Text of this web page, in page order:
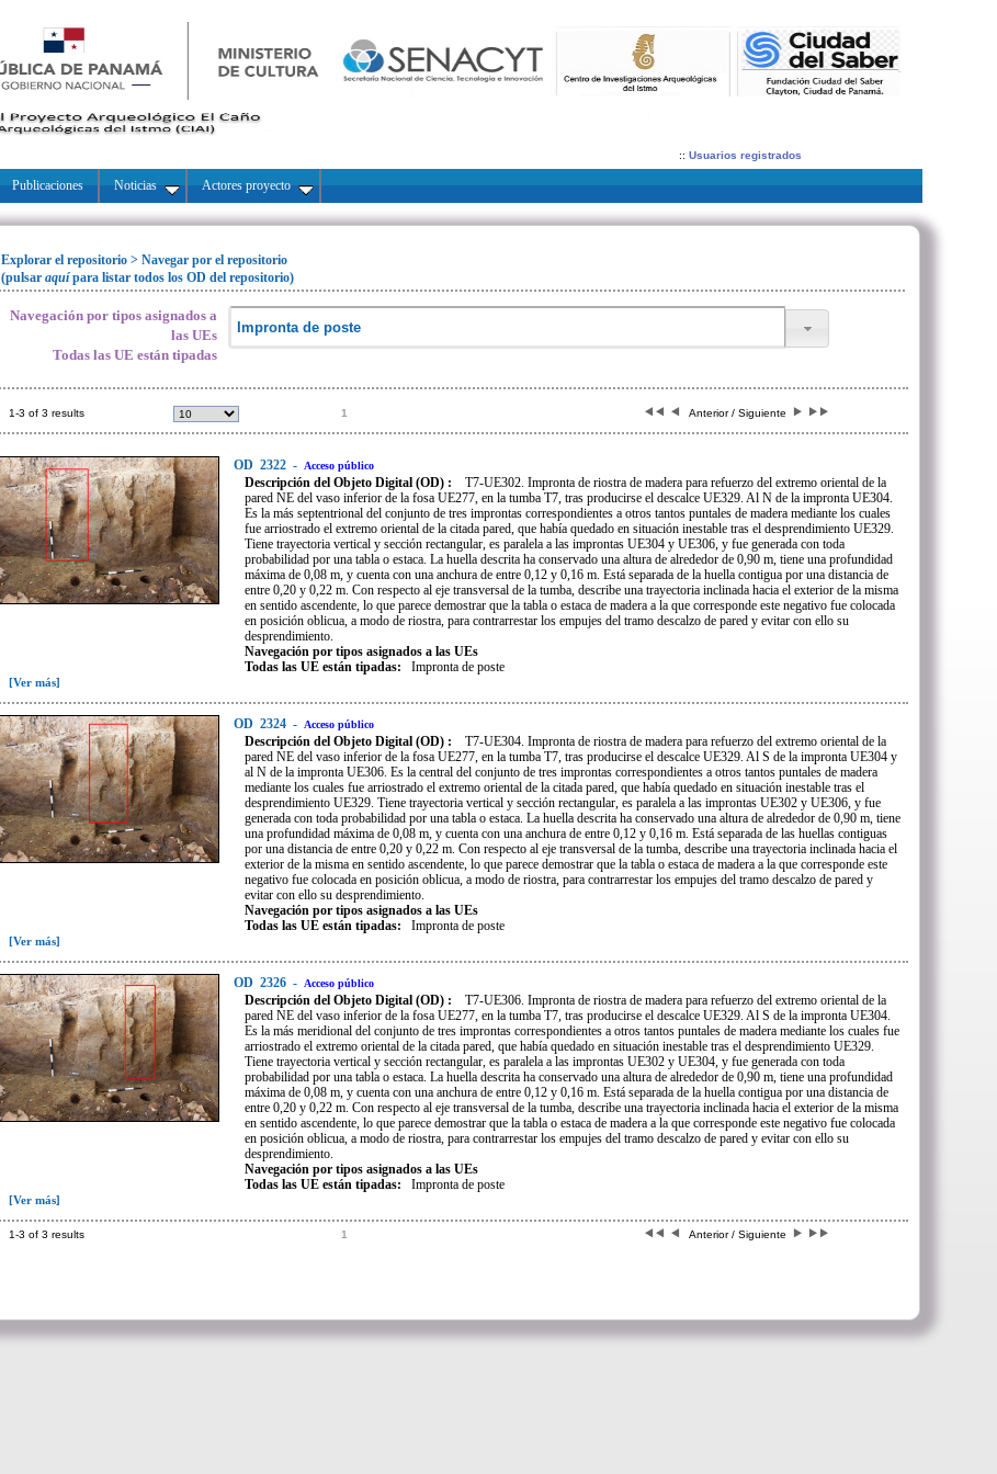
:: Usuarios registrados
Publicaciones Noticias Actores proyecto
Explorar el repositorio > Navegar por el repositorio
(pulsar aquípara listar todos los OD del repositorio)
Navegación por tipos asignados a
las UEs
Todas las UE están tipadas
1-3 of 3 results 1 Anterior / Siguiente
OD 2322 - Acceso público
Descripción del Objeto Digital (OD) :
T7-UE302. Impronta de riostra de madera para refuerzo del extremo oriental de la
pared NE del vaso inferior de la fosa UE277, en la tumba T7, tras producirse el descalce UE329. Al N de la impronta UE304.
Es la más septentrional del conjunto de tres improntas correspondientes a otros tantos puntales de madera mediante los cuales
fue arriostrado el extremo oriental de la citada pared, que había quedado en situación inestable tras el desprendimiento UE329.
Tiene trayectoria vertical y sección rectangular, es paralela a las improntas UE304 y UE306, y fue generada con toda
probabilidad por una tabla o estaca. La huella descrita ha conservado una altura de alrededor de 0,90 m, tiene una profundidad
máxima de 0,08 m, y cuenta con una anchura de entre 0,12 y 0,16 m. Está separada de la huella contigua por una distancia de
entre 0,20 y 0,22 m. Con respecto al eje transversal de la tumba, describe una trayectoria inclinada hacia el exterior de la misma
en sentido ascendente, lo que parece demostrar que la tabla o estaca de madera a la que corresponde este negativo fue colocada
en posición oblicua, a modo de riostra, para contrarrestar los empujes del tramo descalzo de pared y evitar con ello su
desprendimiento.
Navegación por tipos asignados a las UEs
Todas las UE están tipadas:
Impronta de poste
[Ver más]
OD 2324 - Acceso público
Descripción del Objeto Digital (OD) :
T7-UE304. Impronta de riostra de madera para refuerzo del extremo oriental de la
pared NE del vaso inferior de la fosa UE277, en la tumba T7, tras producirse el descalce UE329. Al S de la impronta UE304 y
al N de la impronta UE306. Es la central del conjunto de tres improntas correspondientes a otros tantos puntales de madera
mediante los cuales fue arriostrado el extremo oriental de la citada pared, que había quedado en situación inestable tras el
desprendimiento UE329. Tiene trayectoria vertical y sección rectangular, es paralela a las improntas UE302 y UE306, y fue
generada con toda probabilidad por una tabla o estaca. La huella descrita ha conservado una altura de alrededor de 0,90 m, tiene
una profundidad máxima de 0,08 m, y cuenta con una anchura de entre 0,12 y 0,16 m. Está separada de las huellas contiguas
por una distancia de entre 0,20 y 0,22 m. Con respecto al eje transversal de la tumba, describe una trayectoria inclinada hacia el
exterior de la misma en sentido ascendente, lo que parece demostrar que la tabla o estaca de madera a la que corresponde este
negativo fue colocada en posición oblicua, a modo de riostra, para contrarrestar los empujes del tramo descalzo de pared y
evitar con ello su desprendimiento.
Navegación por tipos asignados a las UEs
Todas las UE están tipadas:
Impronta de poste
[Ver más]
OD 2326 - Acceso público
Descripción del Objeto Digital (OD) :
T7-UE306. Impronta de riostra de madera para refuerzo del extremo oriental de la
pared NE del vaso inferior de la fosa UE277, en la tumba T7, tras producirse el descalce UE329. Al S de la impronta UE304.
Es la más meridional del conjunto de tres improntas correspondientes a otros tantos puntales de madera mediante los cuales fue
arriostrado el extremo oriental de la citada pared, que había quedado en situación inestable tras el desprendimiento UE329.
Tiene trayectoria vertical y sección rectangular, es paralela a las improntas UE302 y UE304, y fue generada con toda
probabilidad por una tabla o estaca. La huella descrita ha conservado una altura de alrededor de 0,90 m, tiene una profundidad
máxima de 0,08 m, y cuenta con una anchura de entre 0,12 y 0,16 m. Está separada de la huella contigua por una distancia de
entre 0,20 y 0,22 m. Con respecto al eje transversal de la tumba, describe una trayectoria inclinada hacia el exterior de la misma
en sentido ascendente, lo que parece demostrar que la tabla o estaca de madera a la que corresponde este negativo fue colocada
en posición oblicua, a modo de riostra, para contrarrestar los empujes del tramo descalzo de pared y evitar con ello su
desprendimiento.
Navegación por tipos asignados a las UEs
Todas las UE están tipadas:
Impronta de poste
[Ver más]
1-3 of 3 results 1 Anterior / Siguiente